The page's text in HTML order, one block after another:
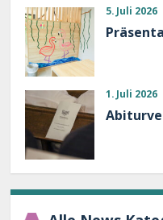
5. Juli 2026
1. Juli 2026